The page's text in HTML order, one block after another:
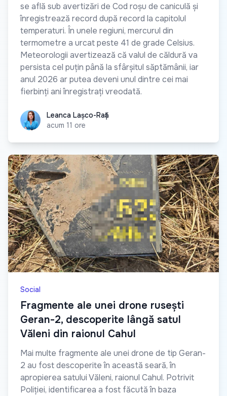
se află sub avertizări de Cod roșu de caniculă și
înregistrează record după record la capitolul
temperaturi. În unele regiuni, mercurul din
termometre a urcat peste 41 de grade Celsius.
Meteorologii avertizează că valul de căldură va
persista cel puțin până la sfârșitul săptămânii, iar
anul 2026 ar putea deveni unul dintre cei mai
fierbinți ani înregistrați vreodată.
Leanca Lașco-Rață
Leanca Lașco-Rață
acum 11 ore
Social
Fragmente ale unei drone rusești
Geran-2, descoperite lângă satul
Văleni din raionul Cahul
Mai multe fragmente ale unei drone de tip Geran-
2 au fost descoperite în această seară, în
apropierea satului Văleni, raionul Cahul. Potrivit
Poliției, identificarea a fost făcută în baza